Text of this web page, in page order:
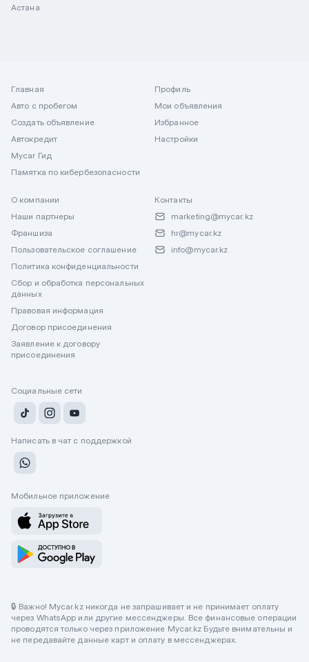
Астана
Главная
Авто с пробегом
Создать объявление
Автокредит
Mycar Гид
Памятка по кибербезопасности
Профиль
Мои объявления
Избранное
Настройки
О компании
Наши партнеры
Франшиза
Пользовательское соглашение
Политика конфиденциальности
Сбор и обработка персональных
данных
Правовая информация
Договор присоединения
Заявление к договору
присоединения
Контакты
marketing@mycar.kz
hr@mycar.kz
info@mycar.kz
Социальные сети
Написать в чат с поддержкой
Мобильное приложение
🔒 Важно! Mycar.kz никогда не запрашивает и не принимает оплату
через WhatsApp или другие мессенджеры. Все финансовые операции
проводятся только через приложение Mycar.kz Будьте внимательны и
не передавайте данные карт и оплату в мессенджерах.